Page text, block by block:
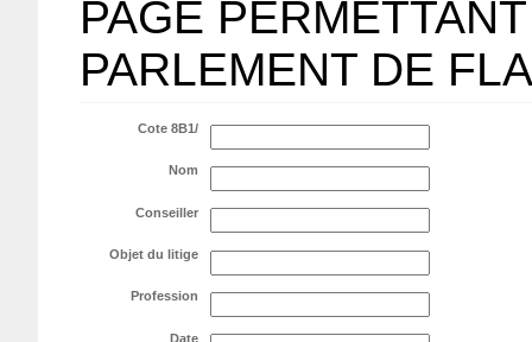
PAGE
PARLEMENT DE
Cote 8B1/
Nom
Conseiller
Objet du litige
Profession
Date